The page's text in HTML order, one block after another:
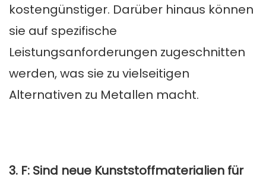
kostengünstiger. Darüber hinaus können
sie auf spezifische
Leistungsanforderungen zugeschnitten
werden, was sie zu vielseitigen
Alternativen zu Metallen macht.
3. F: Sind neue Kunststoffmaterialien für